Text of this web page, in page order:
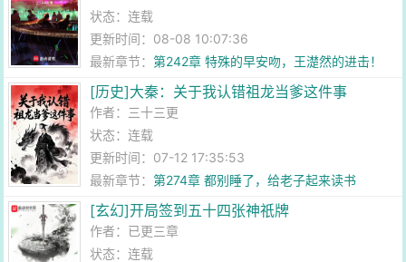
状态：连载
更新时间：08-08 10:07:36
最新章节：第242章 特殊的早安吻，王濋然的进击！
[历史]大秦：关于我认错祖龙当爹这件事
作者： 三十三更
状态：连载
更新时间：07-12 17:35:53
最新章节：第274章 都别睡了，给老子起来读书
[玄幻]开局签到五十四张神祇牌
作者： 已更三章
状态：连载